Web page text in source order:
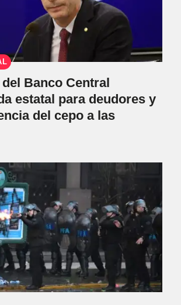
Banco Central
estatal para deudores y
del cepo a las